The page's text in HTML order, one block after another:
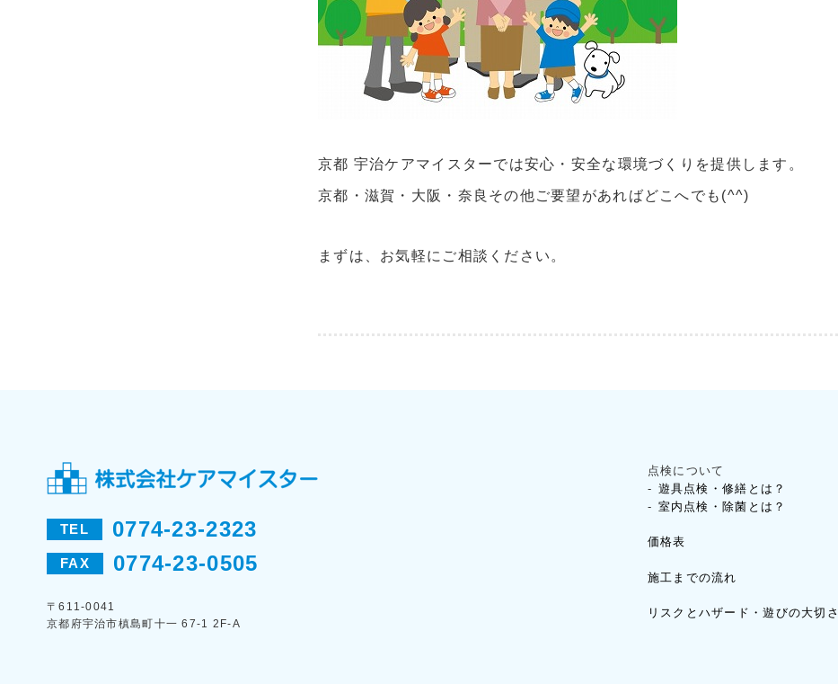
京都 宇治ケアマイスターでは安心・安全な環境づくりを提供します。
京都・滋賀・大阪・奈良その他ご要望があればどこへでも(^^)
まずは、お気軽にご相談ください。
TEL 0774-23-2323
FAX 0774-23-0505
〒611-0041
京都府宇治市槙島町十一 67-1 2F-A
点検について
遊具点検・修繕とは？
室内点検・除菌とは？
価格表
施工までの流れ
リスクとハザード・遊びの大切さ